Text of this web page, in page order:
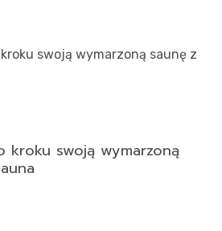
kroku swoją wymarzoną